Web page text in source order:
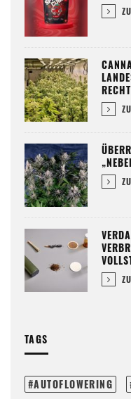
TAGS
AUTOFLOWERING